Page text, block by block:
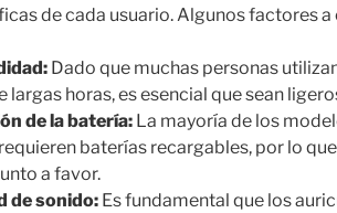
de cada usuario. Algunos factores
Dado que muchas personas
largas horas, es esencial que sean
de la batería: La mayoría de los
baterías recargables, por lo
a favor.
de sonido: Es fundamental que los